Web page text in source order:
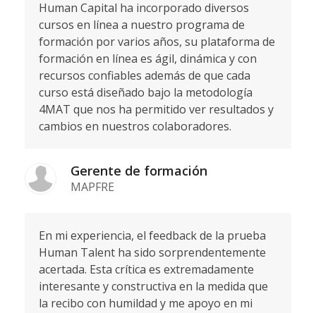
Human Capital ha incorporado diversos
cursos en línea a nuestro programa de
formación por varios años, su plataforma de
formación en línea es ágil, dinámica y con
recursos confiables además de que cada
curso está diseñado bajo la metodología
4MAT que nos ha permitido ver resultados y
cambios en nuestros colaboradores.
Gerente de formación
MAPFRE
En mi experiencia, el feedback de la prueba
Human Talent ha sido sorprendentemente
acertada. Esta crítica es extremadamente
interesante y constructiva en la medida que
la recibo con humildad y me apoyo en mi